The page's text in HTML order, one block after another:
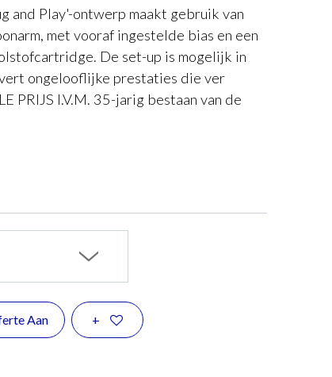
and Play'-ontwerp maakt gebruik van
met vooraf ingestelde bias en een
De set-up is mogelijk in
ongelooflijke prestaties die ver
PRIJS I.V.M. 35-jarig bestaan van de
Aan +